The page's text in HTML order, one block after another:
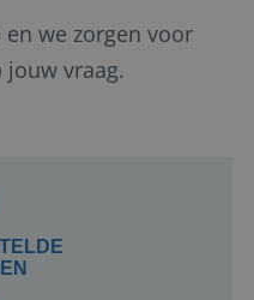
we zorgen voor
vraag.
Policy